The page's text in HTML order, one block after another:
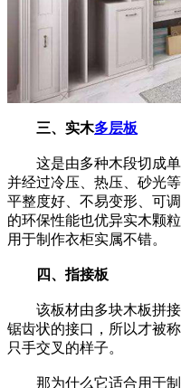
三、实木多层板
这是由多种木段切成单
并经过冷压、热压、砂光
平整度好、不易变形、可
的环保性能也优异实木颗
用于制作衣柜实属不错。
四、指接板
该板材由多块木板拼接
锯齿状的接口，所以才被
只手交叉的样子。
那为什么它适合用于制